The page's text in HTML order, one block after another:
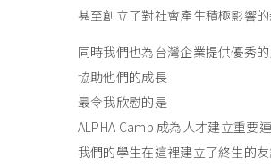
甚至創立了對社會產生積極影響
同時我們也為台灣企業提供優秀
協助他們的成長
最令我欣慰的是
ALPHA Camp 成為人才建立重要
我們的學生在這裡建立了終生的